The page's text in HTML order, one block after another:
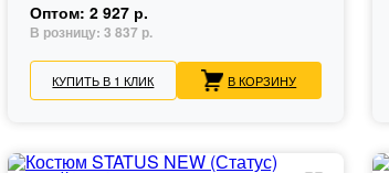
Оптом: 2 927 р.
В розницу: 3 837 р.
КУПИТЬ В 1 КЛИК В КОРЗИНУ